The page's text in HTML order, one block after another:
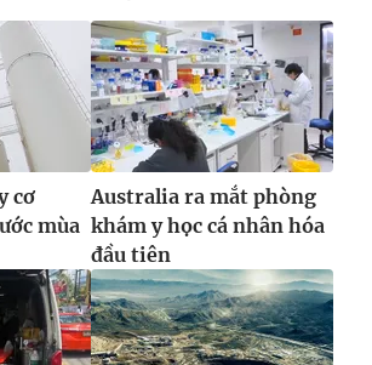
024-7300.7108
cơ
mùa
Australia ra mắt phòng
khám y học cá nhân hóa
đầu tiên